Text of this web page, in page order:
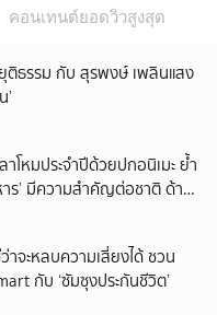
คอนเทนต์ยอดวิวสูงสุด
ติธรรม กับ สุรพงษ์ เพลินแสง
’
โหมประจำปีด้วยปกอนิเมะ ย้ำ
ร’ มีความสำคัญต่อชาติ ด้าน
ยประวัติศาสตร์
ว่าจะหลบความเสี่ยงได้ ชวน
กับ ‘ซัมซุงประกันชีวิต’